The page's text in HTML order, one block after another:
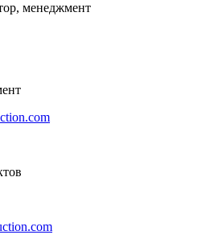
менеджмент